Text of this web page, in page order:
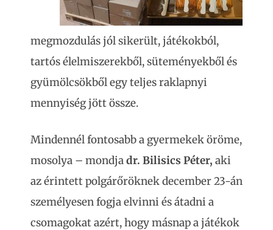
megmozdulás jól sikerült, játékokból,
tartós élelmiszerekből, süteményekből és
gyümölcsökből egy teljes raklapnyi
mennyiség jött össze.
Mindennél fontosabb a gyermekek öröme,
mosolya – mondjadr. Bilisics Péter, aki
az érintett polgárőröknek december 23-án
személyesen fogja elvinni és átadni a
csomagokat azért, hogy másnap a játékok